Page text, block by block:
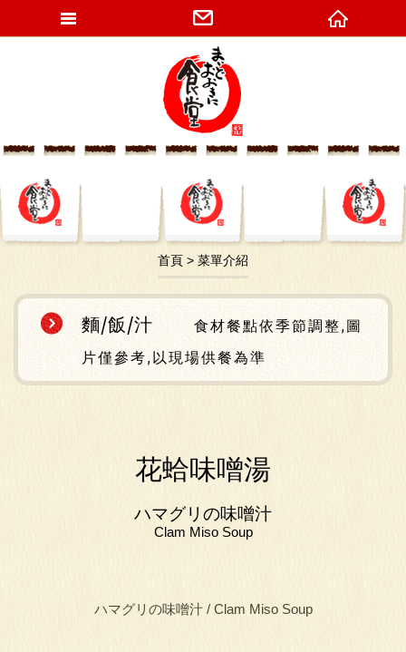
首頁 菜單介紹
麵/飯/汁食材餐點依季節調整,圖
片僅參考,以現場供餐為準
花蛤味噌湯
ハマグリの味噌汁
Clam Miso Soup
ハマグリの味噌汁 / Clam Miso Soup